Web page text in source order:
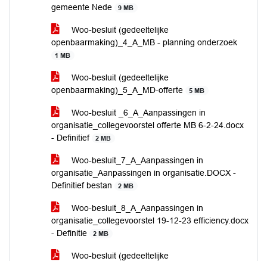
gemeente Nede
9 MB
Woo-besluit (gedeeltelijke
openbaarmaking)_4_A_MB - planning onderzoek
1 MB
Woo-besluit (gedeeltelijke
openbaarmaking)_5_A_MD-offerte
5 MB
Woo-besluit _6_A_Aanpassingen in
organisatie_collegevoorstel offerte MB 6-2-24.docx
- Definitief
2 MB
Woo-besluit_7_A_Aanpassingen in
organisatie_Aanpassingen in organisatie.DOCX -
Definitief bestan
2 MB
Woo-besluit_8_A_Aanpassingen in
organisatie_collegevoorstel 19-12-23 efficiency.docx
- Definitie
2 MB
Woo-besluit (gedeeltelijke